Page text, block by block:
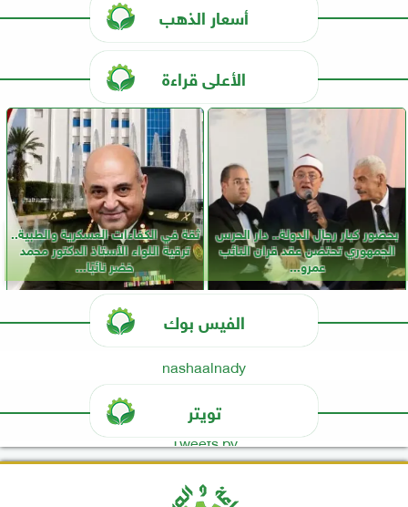
أسعار الذهب
الأعلى قراءة
بحضور كبار رجال الدولة.. دار الحرس
الجمهوري تحتضن عقد قران النائب
عمرو...
ثقة في الكفاءات العسكرية والطبية..
ترقية اللواء الأستاذ الدكتور محمد
خضر نائبًا...
الفيس بوك
nashaalnady
تويتر
Tweets by